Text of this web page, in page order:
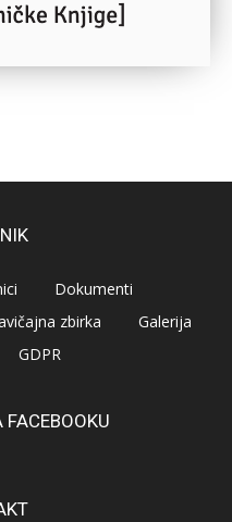
Dokumenti
zbirka
Galerija
GDPR
FACEBOOKU